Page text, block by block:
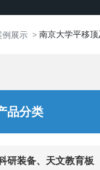
例展示 南京大学平移
品分类
研装备、天文教育板